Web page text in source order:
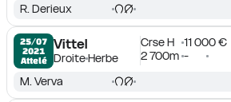
R. Derieux
25/07
2021
Attelé
Vittel
DroiteHerbe
Crse H
11 000 €
2 700m -
M. Verva